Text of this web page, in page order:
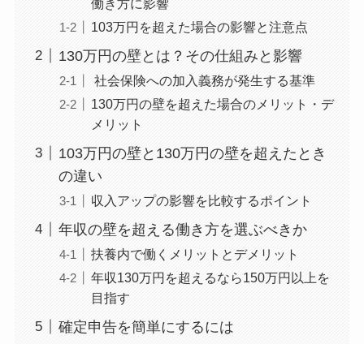
103万円を超えた場合の影響と注意点
130万円の壁とは？その仕組みと影響
社会保険への加入義務が発生する基準
130万円の壁を超えた場合のメリット・デ
メリット
103万円の壁と130万円の壁を超えたとき
の違い
収入アップの影響を比較するポイント
年収の壁を超える働き方を選ぶべきか
扶養内で働くメリットとデメリット
年収130万円を超えるなら150万円以上を
目指す
確定申告を簡単にするには